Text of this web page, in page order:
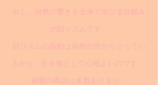
出し、自然の響きを全身で浴びる仕組み
が顔リズムです。
顔リズムの振動は自然の音からとってい
るから、生き物として心地よいのです。
振動の商品は多数ありまが、